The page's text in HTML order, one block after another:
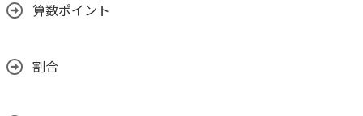
算数ポイント
割合